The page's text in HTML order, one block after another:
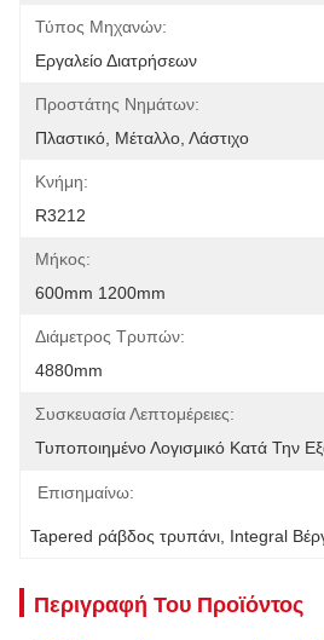
Τύπος Μηχανών:
Εργαλείο Διατρήσεων
Προστάτης Νημάτων:
Πλαστικό, Μέταλλο, Λάστιχο
Κνήμη:
R3212
Μήκος:
600mm 1200mm
Διάμετρος Τρυπών:
4880mm
Συσκευασία Λεπτομέρειες:
Τυποποιημένο Λογισμικό Κατά Την
Επισημαίνω:
Tapered ράβδος τρυπάνι Integral
Περιγραφή Του Προϊόντος